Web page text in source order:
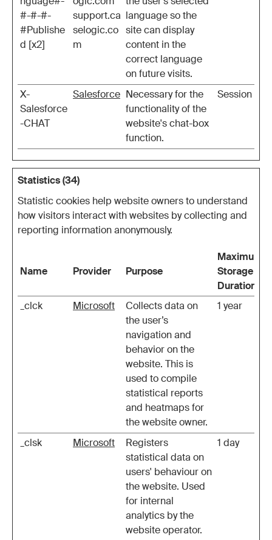
#-#-#-
#Publishe
d [x2]
support.ca
selogic.co
m
language so the
site can display
content in the
correct language
on future visits.
X-
Salesforce
-CHAT
Salesforce Necessary for the
functionality of the
website's chat-box
function.
Session
Statistics (34)
Statistic cookies help website owners to understand
how visitors interact with websites by collecting and
reporting information anonymously.
Name Provider Purpose
Maximum
Storage
Duration
_clck
Microsoft
Collects data on
the user’s
navigation and
behavior on the
website. This is
used to compile
statistical reports
and heatmaps for
the website owner.
1 year
_clsk Microsoft
Registers
statistical data on
users' behaviour on
the website. Used
for internal
analytics by the
website operator.
1 day